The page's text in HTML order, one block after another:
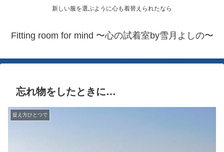
新しい服を選ぶように心も着替えられたなら
Fitting room for mind 〜心の試着室by雪月よしの〜
忘れ物をしたときに…
捉え方ひとつで